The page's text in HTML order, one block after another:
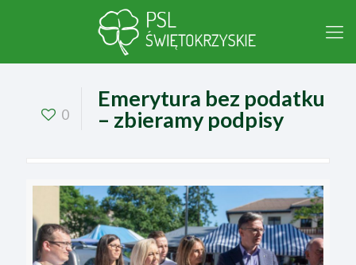
0
Emerytura bez podatku
– zbieramy podpisy